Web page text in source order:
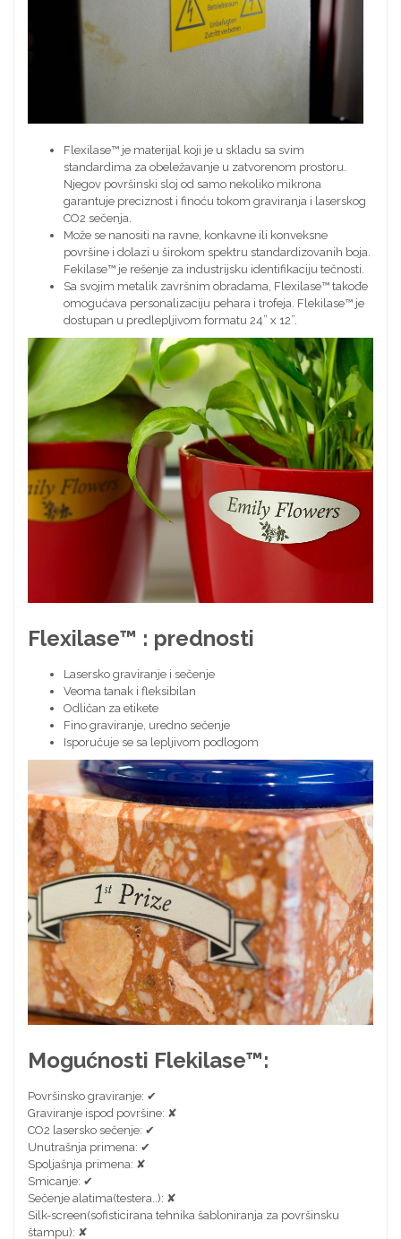
Flexilase™ je materijal koji je u skladu sa svim
standardima za obeležavanje u zatvorenom prostoru.
Njegov površinski sloj od samo nekoliko mikrona
garantuje preciznost i finoću tokom graviranja i laserskog
CO2 sečenja.
Može se nanositi na ravne, konkavne ili konveksne
površine i dolazi u širokom spektru standardizovanih boja.
Fekilase™ je rešenje za industrijsku identifikaciju tečnosti.
Sa svojim metalik završnim obradama, Flexilase™ takođe
omogućava personalizaciju pehara i trofeja. Flekilase™ je
dostupan u predlepljivom formatu 24” x 12”.
Flexilase™ : prednosti
Lasersko graviranje i sečenje
Veoma tanak i fleksibilan
Odličan za etikete
Fino graviranje, uredno sečenje
Isporučuje se sa lepljivom podlogom
Mogućnosti Flekilase™:
Površinsko graviranje: ✔
Graviranje ispod površine: ✘
CO2 lasersko sečenje: ✔
Unutrašnja primena: ✔
Spoljašnja primena: ✘
Smicanje: ✔
Sečenje alatima(testera..): ✘
Silk-screen(sofisticirana tehnika šabloniranja za površinsku
štampu): ✘